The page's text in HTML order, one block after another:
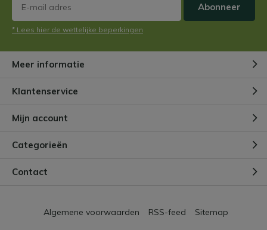
Hoe maak je een vleesetende
plantentuin?
DoorNiels
Abonneer
* Lees hier de wettelijke beperkingen
Meer informatie
Klantenservice
Mijn account
Categorieën
Contact
Algemene voorwaarden RSS-feed Sitemap